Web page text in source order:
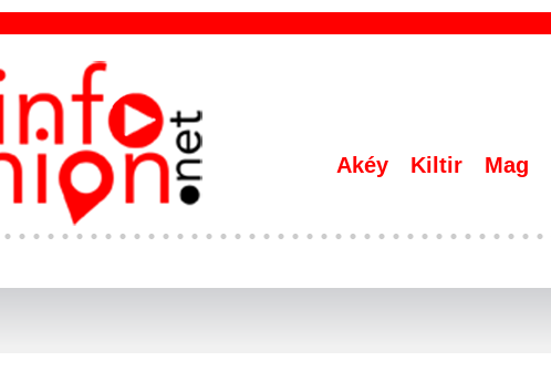
Akéy Kiltir Mag